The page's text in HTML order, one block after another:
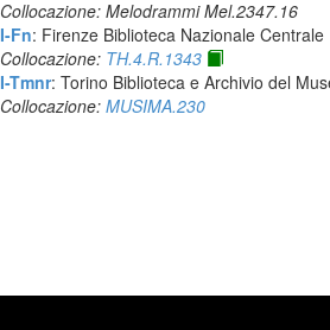
Collocazione: Melodrammi Mel.2347.16
I-Fn: Firenze Biblioteca Nazionale Centrale
Collocazione: TH.4.R.1343
I-Tmnr: Torino Biblioteca e Archivio del
Collocazione: MUSIMA.230